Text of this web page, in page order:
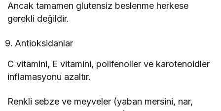
Ancak tamamen glutensiz beslenme herkese
gerekli değildir.
Antioksidanlar
C vitamini, E vitamini, polifenoller ve karotenoidler
inflamasyonu azaltır.
Renkli sebze ve meyveler (yaban mersini, nar,